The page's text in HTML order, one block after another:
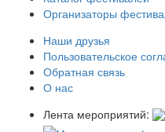
Организаторы
Наши друзья
Пользовательское
Обратная связь
О нас
Лента мероприятий: